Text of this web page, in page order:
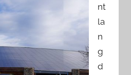
nt
la
n
g
d